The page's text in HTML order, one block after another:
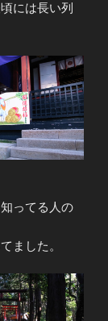
には長い列
ってる人の
ました。